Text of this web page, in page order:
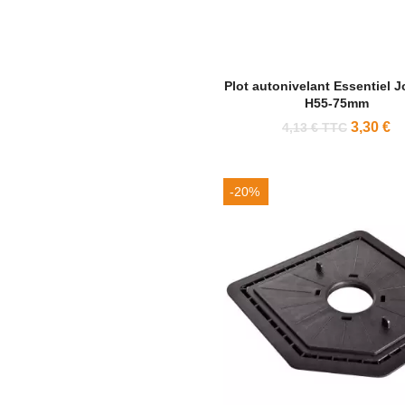
Plot autonivelant Essentiel
H55-75mm
4,13 € TTC 3,30 €
-20%